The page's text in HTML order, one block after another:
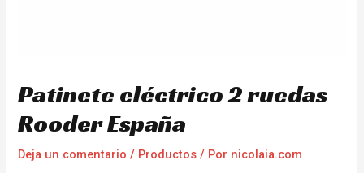
Patinete eléctrico 2 ruedas
Rooder España
Deja un comentario / Productos / Por nicolaia.com